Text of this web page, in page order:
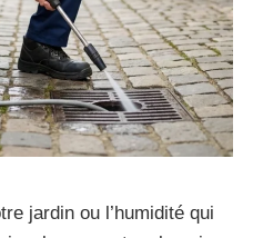
jardin ou l’humidité qui